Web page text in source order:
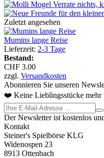
Zuletzt angesehen
Mumins lange Reise
Lieferzeit: 2-3 Tage
Bestand:
CHF 3.00
zzgl. Versandkosten
Abonnieren Sie unseren
❤️ Keine Lieblingsstücke mehr
Der Newsletter ist kostenlos
Kontakt
Steiner's Spielbörse KLG
Widenospen 23
8913 Ottenbach